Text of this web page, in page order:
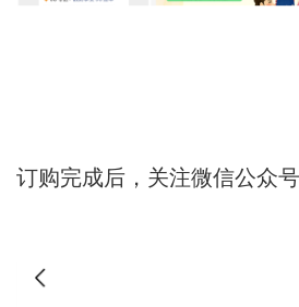
订购完成后，关注微信公众号